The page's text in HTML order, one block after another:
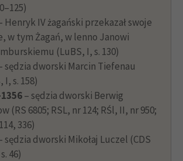
Henryk IV żagański przekazał swoje
w tym Żagań, w lenno Janowi
(LuBS, I, s. 130)
sędzia dworski Marcin Tiefenau
I, s. 158)
– sędzia dworski Berwig
(RS 6805; RSL, nr 124; RŚl, II, nr 950;
336)
sędzia dworski Mikołaj Luczel (CDS
46)